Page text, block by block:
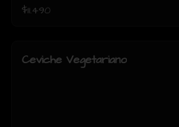
$11.490
Ceviche Vegetariano